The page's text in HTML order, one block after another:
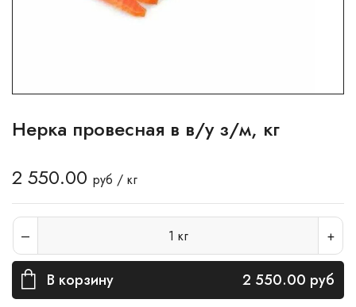
Нерка провесная в в/у з/м, кг
2 550.00 руб / кг
1 кг
В корзину 2 550.00 руб